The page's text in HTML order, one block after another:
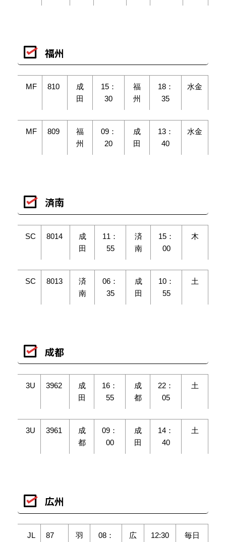
福州
MF 810
成
田
15：
30
福
州
18：
35
水金
MF 809
福
州
09：
20
成
田
13：
40
水金
済南
SC 8014
成
田
11：
55
済
南
15：
00
木
SC 8013
済
南
06：
35
成
田
10：
55
土
成都
3U 3962
成
田
16：
55
成
都
22：
05
土
3U 3961
成
都
09：
00
成
田
14：
40
土
広州
JL 87
羽
08：
広
12:30 毎日